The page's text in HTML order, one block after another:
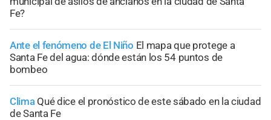
Fe?
Ante el fenómeno de El Niño El mapa que protege a
Santa Fe del agua: dónde están los 54 puntos de
bombeo
Clima Qué dice el pronóstico de este sábado en la ciudad
de Santa Fe